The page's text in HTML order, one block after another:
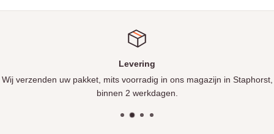
Levering
Wij verzenden uw pakket, mits voorradig in ons magazijn in Staphorst,
binnen 2 werkdagen.